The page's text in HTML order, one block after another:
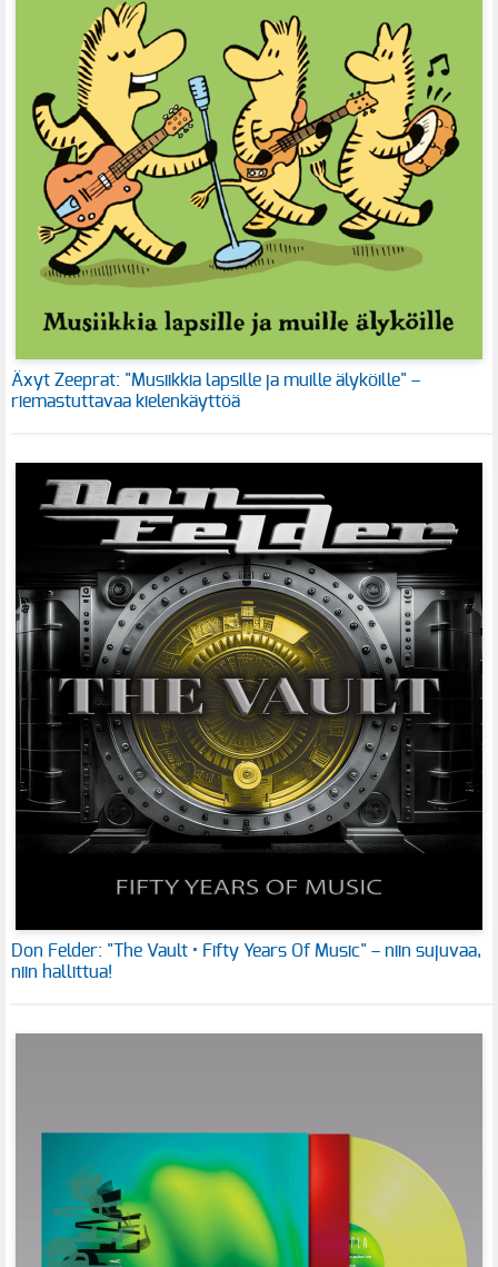
Äxyt Zeeprat: "Musiikkia lapsille ja muille älyköille" –
riemastuttavaa kielenkäyttöä
Don Felder: "The Vault • Fifty Years Of Music" – niin sujuvaa,
niin hallittua!